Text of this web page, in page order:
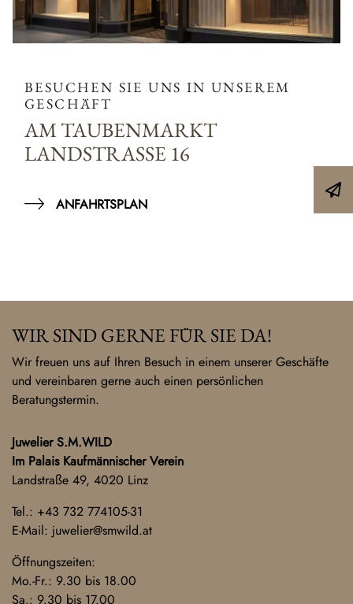
BESUCHEN SIE UNS IN UNSEREM
GESCHÄFT
AM TAUBENMARKT
LANDSTRASSE 16
ANFAHRTSPLAN
WIR SIND GERNE FÜR SIE DA!
Wir freuen uns auf Ihren Besuch in einem unserer Geschäfte
und vereinbaren gerne auch einen persönlichen
Beratungstermin.
Juwelier S.M.WILD
Im Palais Kaufmännischer Verein
Landstraße 49, 4020 Linz
Tel.: +43 732 774105-31
E-Mail: juwelier@smwild.at
Öffnungszeiten:
Mo.-Fr.: 9.30 bis 18.00
Sa.: 9.30 bis 17.00